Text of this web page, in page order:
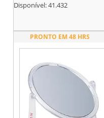
Disponível:41.432
PRONTO EM 48 HRS